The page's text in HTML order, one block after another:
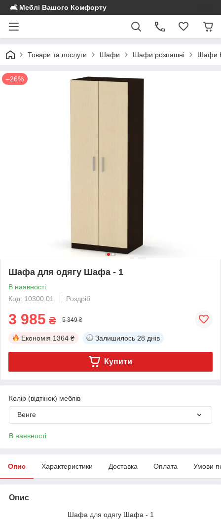
🛋️ Меблі Вашого Комфорту
Товари та послуги Шафи Шафи розпашні Шафи
–26%
Шафа для одягу Шафа - 1
В наявності
Код: 10300.01
Роздріб
3 985 ₴ 5 349 ₴
Економія 1364 ₴ Залишилось 28 днів
Купити
Колір (відтінок) меблів
Венге
В наявності
Опис Характеристики Доставка Оплата Умови
Опис
Шафа для одягу Шафа - 1